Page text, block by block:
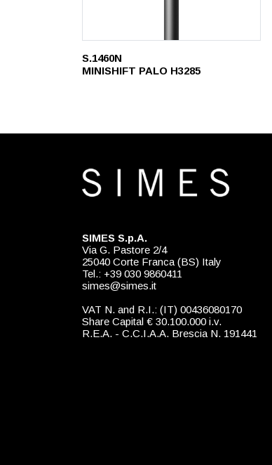
S.1460N
MINISHIFT PALO H3285
SIMES S.p.A.
Via G. Pastore 2/4
25040 Corte Franca (BS) Italy
Tel.: +39 030 9860411
simes@simes.it
VAT N. and R.I.: (IT) 00436080170
Share Capital € 30.100.000 i.v.
R.E.A. - C.C.I.A.A. Brescia N. 191441